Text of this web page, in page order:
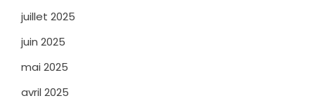
juillet 2025
juin 2025
mai 2025
avril 2025